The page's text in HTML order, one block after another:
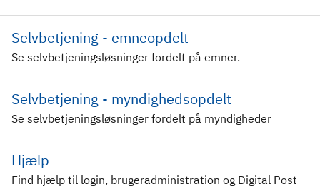
Selvbetjening - emneopdelt
Se selvbetjeningsløsninger fordelt på emner.
Selvbetjening - myndighedsopdelt
Se selvbetjeningsløsninger fordelt på myndigheder
Hjælp
Find hjælp til login, brugeradministration og Digital Post